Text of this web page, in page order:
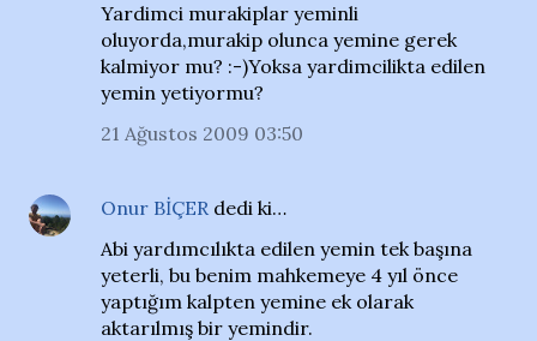
Yardimci murakiplar yeminli
oluyorda,murakip olunca yemine gerek
kalmiyor mu? :-)Yoksa yardimcilikta edilen
yemin yetiyormu?
21 Ağustos 2009 03:50
Onur BİÇER dedi ki…
Abi yardımcılıkta edilen yemin tek başına
yeterli, bu benim mahkemeye 4 yıl önce
yaptığım kalpten yemine ek olarak
aktarılmış bir yemindir.